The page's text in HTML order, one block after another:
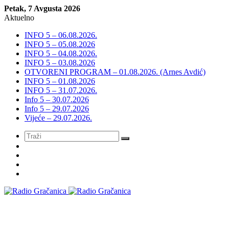
Petak, 7 Avgusta 2026
Aktuelno
INFO 5 – 06.08.2026.
INFO 5 – 05.08.2026
INFO 5 – 04.08.2026.
INFO 5 – 03.08.2026
OTVORENI PROGRAM – 01.08.2026. (Arnes Avdić)
INFO 5 – 01.08.2026
INFO 5 – 31.07.2026.
Info 5 – 30.07.2026
Info 5 – 29.07.2026
Vijeće – 29.07.2026.
Meni